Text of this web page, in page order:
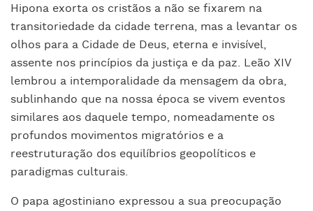
Hipona exorta os cristãos a não se fixarem na
transitoriedade da cidade terrena, mas a levantar os
olhos para a Cidade de Deus, eterna e invisível,
assente nos princípios da justiça e da paz. Leão XIV
lembrou a intemporalidade da mensagem da obra,
sublinhando que na nossa época se vivem eventos
similares aos daquele tempo, nomeadamente os
profundos movimentos migratórios e a
reestruturação dos equilíbrios geopolíticos e
paradigmas culturais.
O papa agostiniano expressou a sua preocupação